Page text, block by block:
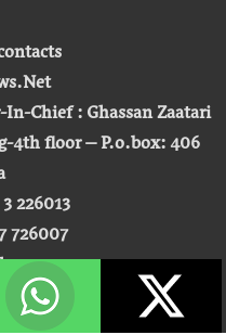
Chief : Ghassan Zaatari
4th floor – P.o.box: 406
226013
726007